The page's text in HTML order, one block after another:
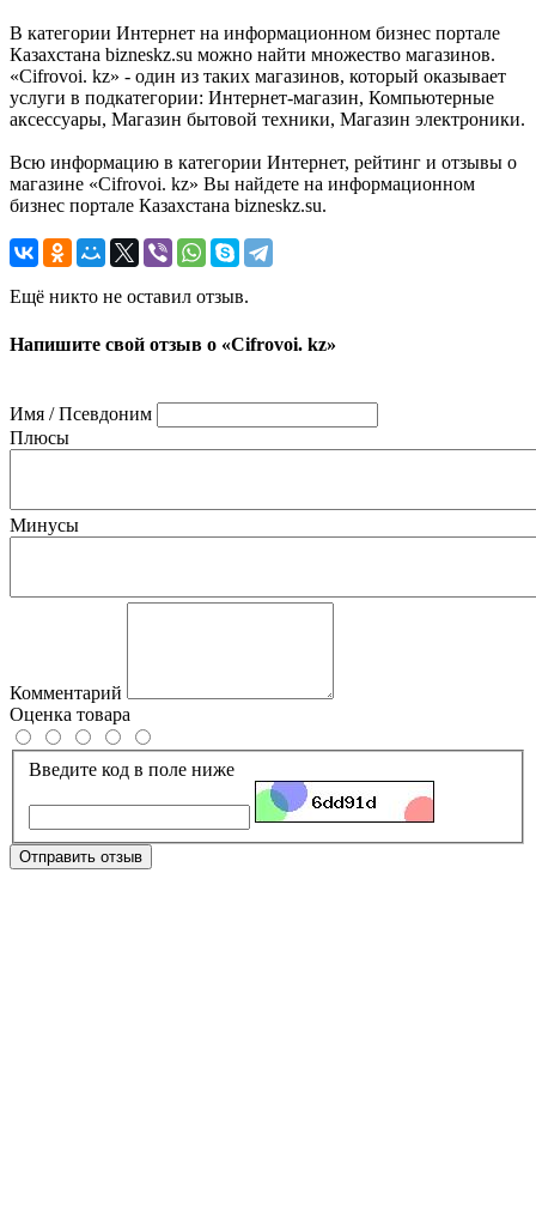
В категории Интернет на информационном бизнес портале
Казахстана bizneskz.su можно найти множество магазинов.
«Cifrovoi. kz» - один из таких магазинов, который оказывает
услуги в подкатегории: Интернет-магазин, Компьютерные
аксессуары, Магазин бытовой техники, Магазин электроники.
Всю информацию в категории Интернет, рейтинг и отзывы о
магазине «Cifrovoi. kz» Вы найдете на информационном
бизнес портале Казахстана bizneskz.su.
Ещё никто не оставил отзыв.
Напишите свой отзыв о «Cifrovoi. kz»
Имя / Псевдоним
Плюсы
Минусы
Комментарий
Оценка товара
Введите код в поле ниже
Отправить отзыв